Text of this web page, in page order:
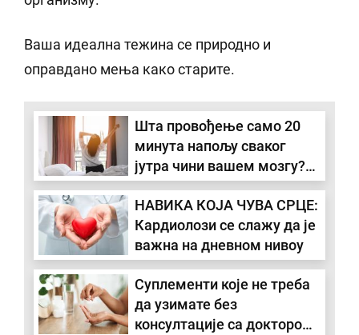
Ваша идеална тежина се природно и
оправдано мења како старите.
Шта провођење само 20
минута напољу сваког
јутра чини вашем мозгу?
Психолози кажу да је
неопходно
НАВИКА КОЈА ЧУВА СРЦЕ:
Кардиолози се слажу да је
важна на дневном нивоу
Суплементи које не треба
да узимате без
консултације са доктором: